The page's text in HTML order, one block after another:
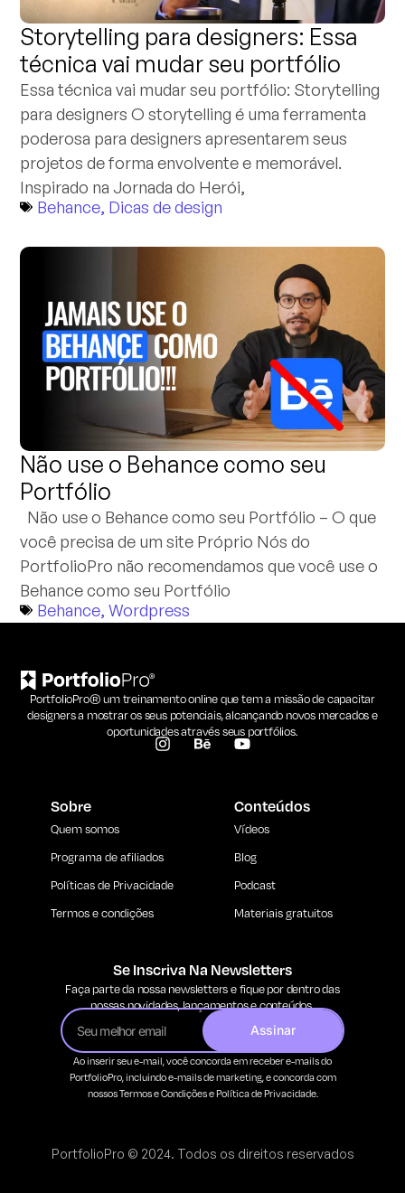
Storytelling para designers: Essa
técnica vai mudar seu portfólio
Essa técnica vai mudar seu portfólio: Storytelling
para designers O storytelling é uma ferramenta
poderosa para designers apresentarem seus
projetos de forma envolvente e memorável.
Inspirado na Jornada do Herói,
Behance, Dicas de design
Não use o Behance como seu
Portfólio
Não use o Behance como seu Portfólio – O que
você precisa de um site Próprio Nós do
PortfolioPro não recomendamos que você use o
Behance como seu Portfólio
Behance,Wordpress
PortfolioPro® um treinamento online que tem a missão de capacitar
designers a mostrar os seus potenciais, alcançando novos mercados e
oportunidades através seus portfólios.
Sobre
Quem somos
Programa de afiliados
Políticas de Privacidade
Termos e condições
Conteúdos
Vídeos
Blog
Podcast
Materiais gratuitos
Se Inscriva Na Newsletters
Faça parte da nossa newsletters e fique por dentro das
nossas novidades, lançamentos e conteúdos.
Assinar
Ao inserir seu e-mail, você concorda em receber e-mails do
PortfolioPro, incluindo e-mails de marketing, e concorda com
nossos Termos e Condições e Política de Privacidade.
PortfolioPro © 2024. Todos os direitos reservados